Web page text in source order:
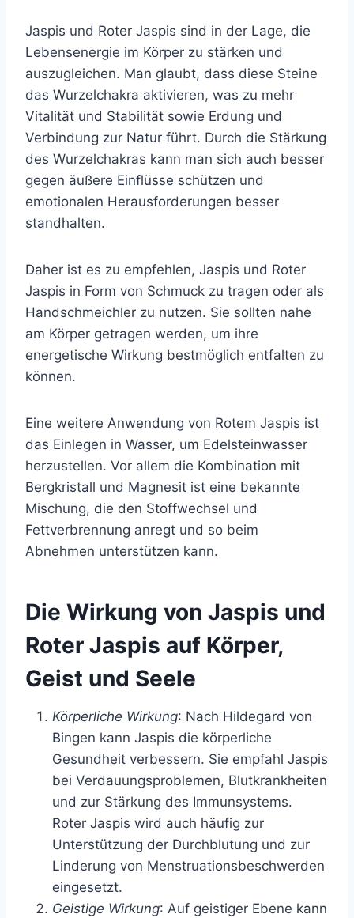
Jaspis und Roter Jaspis sind in der Lage, die
Lebensenergie im Körper zu stärken und
auszugleichen. Man glaubt, dass diese Steine
das Wurzelchakra aktivieren, was zu mehr
Vitalität und Stabilität sowie Erdung und
Verbindung zur Natur führt. Durch die Stärkung
des Wurzelchakras kann man sich auch besser
gegen äußere Einflüsse schützen und
emotionalen Herausforderungen besser
standhalten.
Daher ist es zu empfehlen, Jaspis und Roter
Jaspis in Form von Schmuck zu tragen oder als
Handschmeichler zu nutzen. Sie sollten nahe
am Körper getragen werden, um ihre
energetische Wirkung bestmöglich entfalten zu
können.
Eine weitere Anwendung von Rotem Jaspis ist
das Einlegen in Wasser, um Edelsteinwasser
herzustellen. Vor allem die Kombination mit
Bergkristall und Magnesit ist eine bekannte
Mischung, die den Stoffwechsel und
Fettverbrennung anregt und so beim
Abnehmen unterstützen kann.
Die Wirkung von Jaspis und
Roter Jaspis auf Körper,
Geist und Seele
Körperliche Wirkung: Nach Hildegard von
Bingen kann Jaspis die körperliche
Gesundheit verbessern. Sie empfahl Jaspis
bei Verdauungsproblemen, Blutkrankheiten
und zur Stärkung des Immunsystems.
Roter Jaspis wird auch häufig zur
Unterstützung der Durchblutung und zur
Linderung von Menstruationsbeschwerden
eingesetzt.
Geistige Wirkung: Auf geistiger Ebene kann